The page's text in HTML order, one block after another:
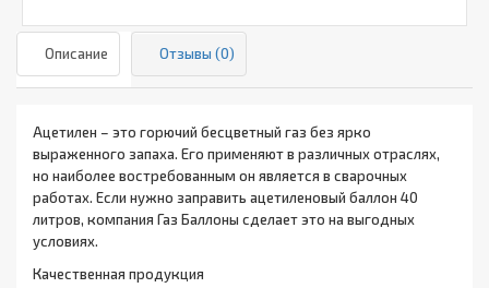
Описание Отзывы (0)
Ацетилен – это горючий бесцветный газ без ярко
выраженного запаха. Его применяют в различных отраслях,
но наиболее востребованным он является в сварочных
работах. Если нужно заправить ацетиленовый баллон 40
литров, компания Газ Баллоны сделает это на выгодных
условиях.
Качественная продукция